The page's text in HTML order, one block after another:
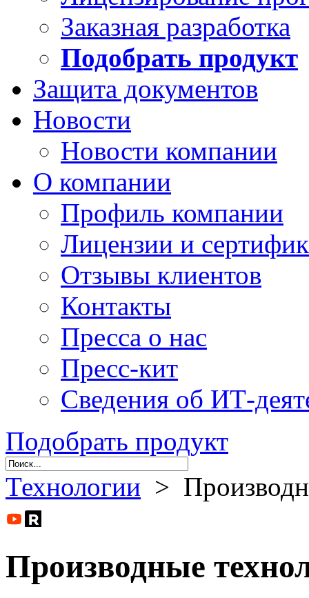
Заказная разработка
Подобрать продукт
Защита документов
Новости
Новости компании
О компании
Профиль компании
Лицензии и
Отзывы клиентов
Контакты
Пресса о нас
Пресс-кит
Сведения об ИТ-
Подобрать продукт
Технологии >
Производные